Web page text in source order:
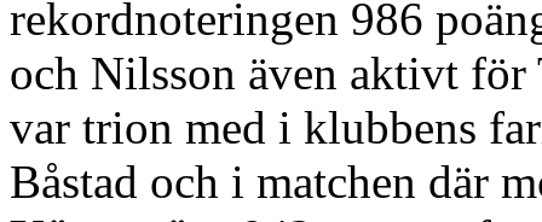
rekordnoteringen 986
och Nilsson även aktivt för
var trion med i klubbens
Båstad och i matchen där